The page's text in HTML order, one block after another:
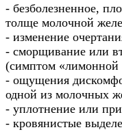
- безболезненное,
толще молочной
- изменение
- сморщивание или
(симптом «лимонной
- ощущения
одной из молочных
- уплотнение или
- кровянистые